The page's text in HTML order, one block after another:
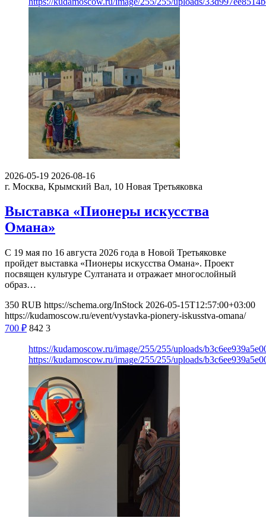
2026-05-19 2026-08-16
г. Москва, Крымский Вал, 10 Новая Третьяковка
Выставка «Пионеры искусства
Омана»
С 19 мая по 16 августа 2026 года в Новой Третьяковке
пройдет выставка «Пионеры искусства Омана». Проект
посвящен культуре Султаната и отражает многослойный
образ…
350 RUB https://schema.org/InStock 2026-05-15T12:57:00+03:00
https://kudamoscow.ru/event/vystavka-pionery-iskusstva-omana/
700 ₽ 842 3
https://kudamoscow.ru/image/255/255/uploads/
https://kudamoscow.ru/image/255/255/uploads/